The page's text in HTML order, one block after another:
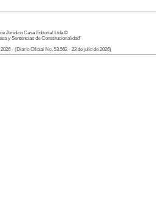
Jurídico Casa Editorial Ltda.©
y Sentencias de Constitucionalidad"
- (Diario Oficial No. 53.562 - 23 de julio de 2026)